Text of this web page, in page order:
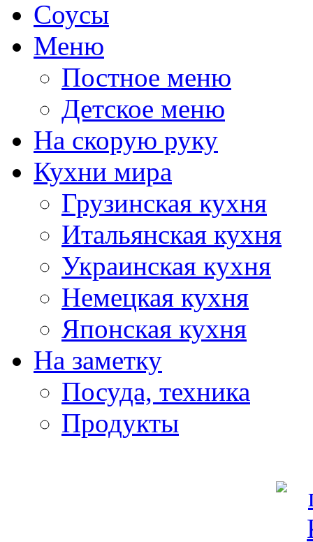
Соусы
Меню
Постное меню
Детское меню
На скорую руку
Кухни мира
Грузинская кухня
Итальянская кухня
Украинская кухня
Немецкая кухня
Японская кухня
На заметку
Посуда, техника
Продукты